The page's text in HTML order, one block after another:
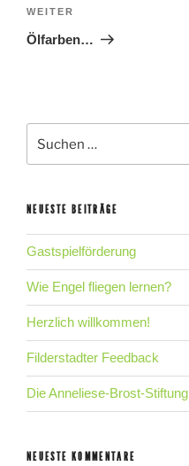
Nächster
Beitrag
WEITER
Ölfarben…
nach:
NEUESTE BEITRÄGE
Gastspielförderung
Wie Engel fliegen lernen?
Herzlich willkommen!
Filderstadter Feedback
Die Anneliese-Brost-Stiftung
NEUESTE KOMMENTARE